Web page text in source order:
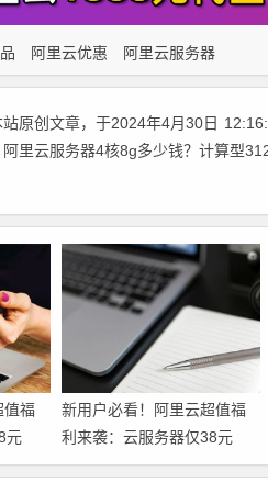
阿里云优惠 阿里云服务器
站原创文章，于2024年4月30日
阿里云服务器4核8g多少钱？计算型
值福
元
款产
新用户必看！阿里云超值福
利来袭：云服务器仅38元
起，域名1元注册，160款产